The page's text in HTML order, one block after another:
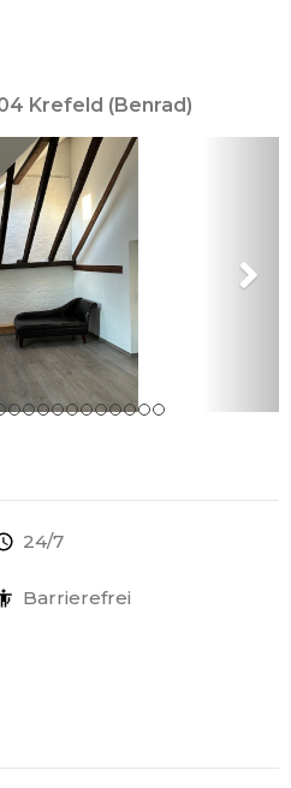
Krefeld (Benrad)
24/7
Barrierefrei